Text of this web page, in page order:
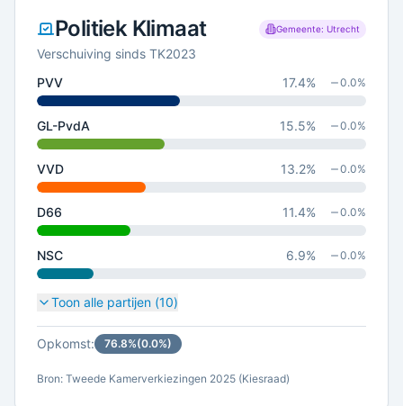
Politiek Klimaat Gemeente: Utrecht
Verschuiving sinds TK2023
PVV
17.4% 0.0%
GL-PvdA 15.5% 0.0%
VVD 13.2% 0.0%
D66 11.4% 0.0%
NSC 6.9% 0.0%
Toon alle partijen (10)
Opkomst: 76.8%(0.0%)
Bron: Tweede Kamerverkiezingen 2025 (Kiesraad)